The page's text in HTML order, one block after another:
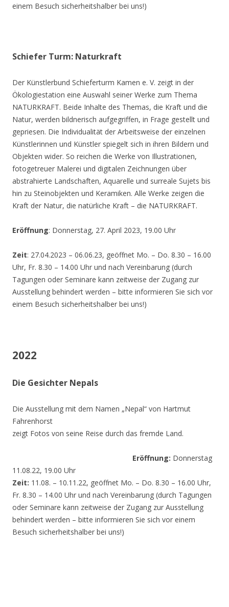
einem Besuch sicherheitshalber bei uns!)
Schiefer Turm: Naturkraft
Der Künstlerbund Schieferturm Kamen e. V. zeigt in der
Ökologiestation eine Auswahl seiner Werke zum Thema
NATURKRAFT. Beide Inhalte des Themas, die Kraft und die
Natur, werden bildnerisch aufgegriffen, in Frage gestellt und
gepriesen. Die Individualität der Arbeitsweise der einzelnen
Künstlerinnen und Künstler spiegelt sich in ihren Bildern und
Objekten wider. So reichen die Werke von Illustrationen,
fotogetreuer Malerei und digitalen Zeichnungen über
abstrahierte Landschaften, Aquarelle und surreale Sujets bis
hin zu Steinobjekten und Keramiken. Alle Werke zeigen die
Kraft der Natur, die natürliche Kraft – die NATURKRAFT.
Eröffnung: Donnerstag, 27. April 2023, 19.00 Uhr
Zeit: 27.04.2023 – 06.06.23, geöffnet Mo. – Do. 8.30 – 16.00
Uhr, Fr. 8.30 – 14.00 Uhr und nach Vereinbarung (durch
Tagungen oder Seminare kann zeitweise der Zugang zur
Ausstellung behindert werden – bitte informieren Sie sich vor
einem Besuch sicherheitshalber bei uns!)
2022
Die Gesichter Nepals
Die Ausstellung mit dem Namen „Nepal“ von Hartmut
Fahrenhorst
zeigt Fotos von seine Reise durch das fremde Land.
Eröffnung: Donnerstag
11.08.22, 19.00 Uhr
Zeit: 11.08. – 10.11.22, geöffnet Mo. – Do. 8.30 – 16.00 Uhr,
Fr. 8.30 – 14.00 Uhr und nach Vereinbarung (durch Tagungen
oder Seminare kann zeitweise der Zugang zur Ausstellung
behindert werden – bitte informieren Sie sich vor einem
Besuch sicherheitshalber bei uns!)